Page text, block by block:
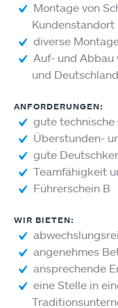
Montage von
Kundenstandort
diverse
Auf- und Abbau
und Deutschland
ANFORDERUNGEN:
gute
Überstunden-
gute
Teamfähigkeit
Führerschein B
WIR BIETEN:
angenehmes
ansprechende
eine Stelle in